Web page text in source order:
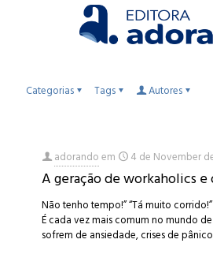
Categorias Tags Autores
adorandoem 4 de November
A geração de workaholics e
Não tenho tempo!” “Tá muito
É cada vez mais comum no mundo
sofrem de ansiedade, crises de